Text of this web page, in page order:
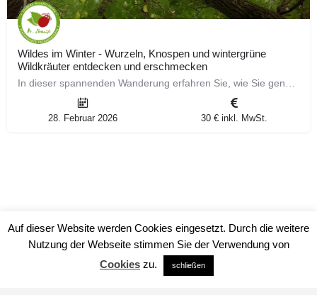
Wildes im Winter - Wurzeln, Knospen und wintergrüne
Wildkräuter entdecken und erschmecken
28. Februar 2026 30 € inkl. MwSt.
Auf dieser Website werden Cookies eingesetzt. Durch die weitere
Nutzung der Webseite stimmen Sie der Verwendung von
Cookies zu. schließen